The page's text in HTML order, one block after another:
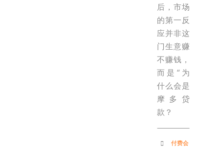
后，市场
的第一反
应并非这
门生意赚
不赚钱，
而是“为
什么会是
摩多贷
款？
付费会